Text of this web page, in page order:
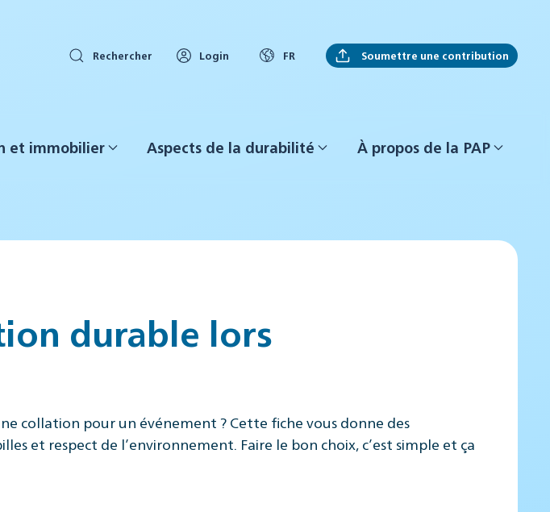
Rechercher Login FR Soumettre une contribution
et immobilier Aspects de la durabilité À propos de la PAP
durable lors
collation pour un événement ? Cette fiche vous donne des
et respect de l’environnement. Faire le bon choix, c’est simple et ça